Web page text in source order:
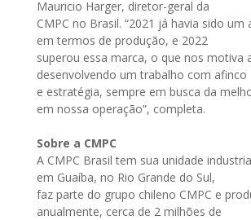
Mauricio Harger, diretor-geral da
CMPC no Brasil. “2021 já havia sido um
em termos de produção, e 2022
superou essa marca, o que nos motiva
desenvolvendo um trabalho com afinco
e estratégia, sempre em busca da
em nossa operação”, completa.
Sobre a CMPC
A CMPC Brasil tem sua unidade
em Guaíba, no Rio Grande do Sul,
faz parte do grupo chileno CMPC e
anualmente, cerca de 2 milhões de